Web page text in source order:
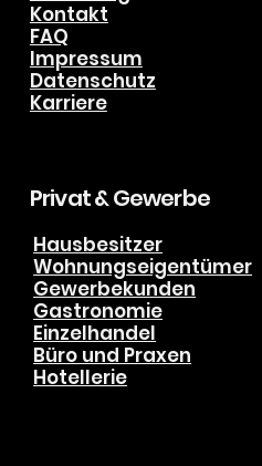
Ablauf
Projekte
Förderung
Kontakt
FAQ
Privat & Gewerbe
Hausbesitzer
Wohnungseigentümer
Gewerbekunden
Gastronomie